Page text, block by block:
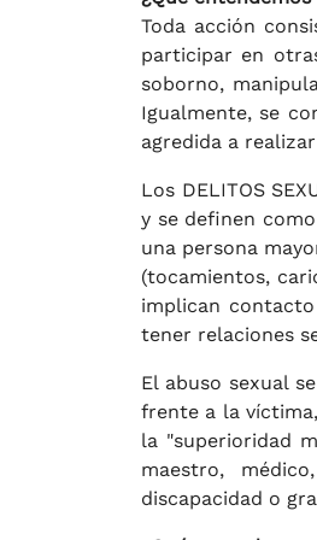
Toda acción
participar en
soborno,
Igualmente, se
agredida a
Los DELITOS
y se definen
una persona
(tocamientos,
implican
tener relaciones
El abuso sexual
frente a la
la "superioridad
maestro,
discapacidad o